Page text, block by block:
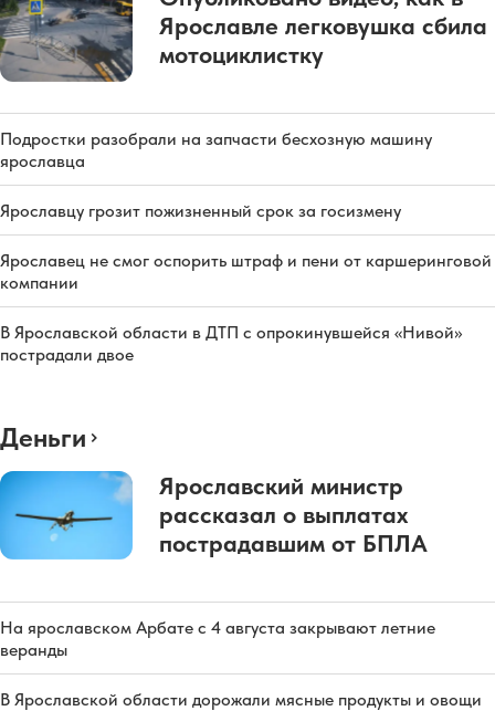
Ярославле легковушка сбила
мотоциклистку
Подростки разобрали на запчасти бесхозную машину
ярославца
Ярославцу грозит пожизненный срок за госизмену
Ярославец не смог оспорить штраф и пени от каршеринговой
компании
В Ярославской области в ДТП с опрокинувшейся «Нивой»
пострадали двое
Деньги
Ярославский министр
рассказал о выплатах
пострадавшим от БПЛА
На ярославском Арбате с 4 августа закрывают летние
веранды
В Ярославской области дорожали мясные продукты и овощи